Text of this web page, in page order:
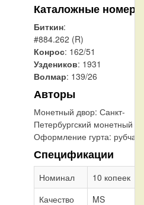
Каталожные номера
Биткин:
#884.262 (R)
Конрос: 162/51
Уздеников: 1931
Волмар: 139/26
Авторы
Монетный двор: Санкт-
Петербургский монетный
Оформление гурта:
Спецификации
Номинал
10 копеек
Качество
MS